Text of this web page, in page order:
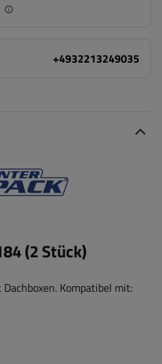
+4932213249035
(2 Stück)
Kompatibel mit: